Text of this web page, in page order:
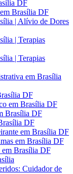
DF
Brasília DF
| Alívio de Dores
| Terapias
| Terapias
em Brasília
DF
em Brasília DF
Brasília DF
DF
em Brasília DF
em Brasília DF
Brasília DF
Cuidador de